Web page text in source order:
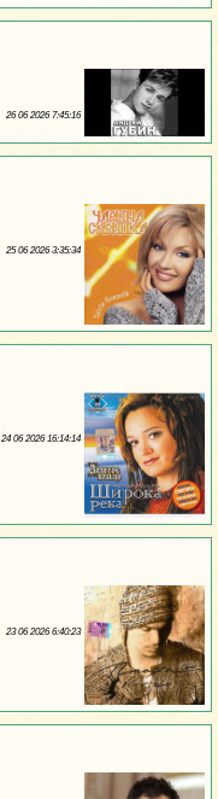
26 06 2026 7:45:16
25 06 2026 3:35:34
24 06 2026 16:14:14
23 06 2026 6:40:23